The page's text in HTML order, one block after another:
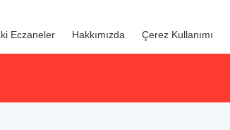
Eczaneler Hakkımızda Çerez Kullanımı